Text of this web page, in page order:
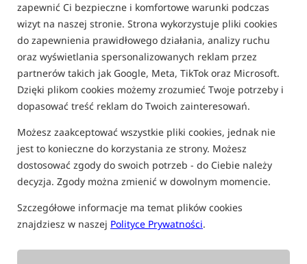
zapewnić Ci bezpieczne i komfortowe warunki podczas
wizyt na naszej stronie. Strona wykorzystuje pliki cookies
do zapewnienia prawidłowego działania, analizy ruchu
oraz wyświetlania spersonalizowanych reklam przez
partnerów takich jak Google, Meta, TikTok oraz Microsoft.
Dzięki plikom cookies możemy zrozumieć Twoje potrzeby i
dopasować treść reklam do Twoich zainteresowań.
Możesz zaakceptować wszystkie pliki cookies, jednak nie
jest to konieczne do korzystania ze strony. Możesz
dostosować zgody do swoich potrzeb - do Ciebie należy
decyzja. Zgody można zmienić w dowolnym momencie.
Szczegółowe informacje ma temat plików cookies
znajdziesz w naszej Polityce Prywatności.
tylko produkty na "naszym magazynie"
(część opcji mogła zostać ukryta przez wybrany sposób filtrowania)
Opcja Cena PLN Ilość